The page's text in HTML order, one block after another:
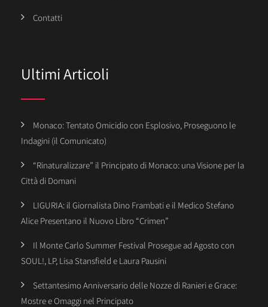
Contatti
Ultimi Articoli
Monaco: Tentato Omicidio con Esplosivo, Proseguono le
Indagini (il Comunicato)
“Rinaturalizzare” il Principato di Monaco: una Visione per la
Città di Domani
LIGURIA: il Giornalista Dino Frambati e il Medico Stefano
Alice Presentano il Nuovo Libro “Crimen”
Il Monte Carlo Summer Festival Prosegue ad Agosto con
SOUL!, LP, Lisa Stansfield e Laura Pausini
Settantesimo Anniversario delle Nozze di Ranieri e Grace:
Mostre e Omaggi nel Principato